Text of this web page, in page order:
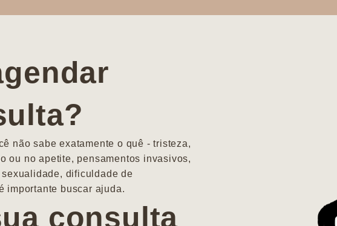
não sabe exatamente o quê - tristeza,
ou no apetite, pensamentos invasivos,
dificuldade de
importante buscar ajuda.
consulta